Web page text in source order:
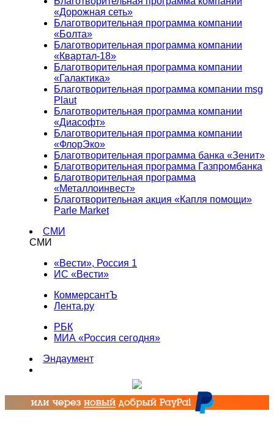
«Дорожная сеть»
Благотворительная программа компании
«Болта»
Благотворительная программа компании
«Квартал-18»
Благотворительная программа компании
«Галактика»
Благотворительная программа компании msg
Plaut
Благотворительная программа компании
«Диасофт»
Благотворительная программа компании
«ФлорЭко»
Благотворительная программа банка «Зенит»
Благотворительная программа Газпромбанка
Благотворительная программа
«Металлоинвест»
Благотворительная акция «Капля помощи»
Parle Market
СМИ
СМИ
«Вести», Россия 1
ИС «Вести»
КоммерсантЪ
Лента.ру
РБК
МИА «Россия сегодня»
Эндаумент